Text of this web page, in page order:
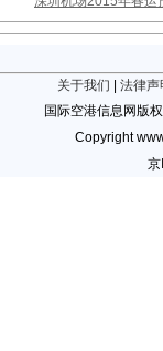
关于我们
法律声
国际空港信息网版
Copyright